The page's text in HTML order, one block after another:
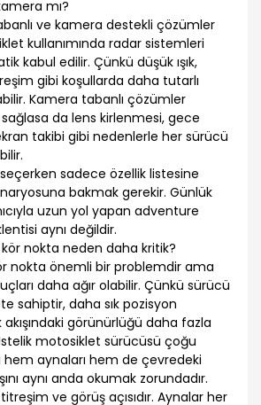
mı?
ve kamera destekli çözümler
kullanımında radar sistemleri
kabul edilir. Çünkü düşük ışık,
gibi koşullarda daha tutarlı
Kamera tabanlı çözümler
da lens kirlenmesi, gece
takibi gibi nedenlerle her sürücü
sadece özellik listesine
bakmak gerekir. Günlük
uzun yol yapan adventure
aynı değildir.
nokta neden daha kritik?
nokta önemli bir problemdir ama
daha ağır olabilir. Çünkü sürücü
sahiptir, daha sık pozisyon
görünürlüğü daha fazla
motosiklet sürücüsü çoğu
aynaları hem de çevredeki
aynı anda okumak zorundadır.
ve görüş açısıdır. Aynalar her